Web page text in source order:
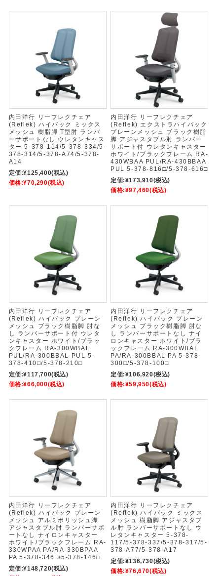
内田洋行 リーフレクチェア
(Reflek) ハイバック ミックス
メッシュ 樹脂脚 T型肘 ランバ
ーサポートなし ウレタンキャス
ター 5-378-114/5-378-334/5-
378-314/5-378-A74/5-378-
A14
定価:¥125,400(税込)
価格:¥70,290(税込)
内田洋行 リーフレクチェア
(Reflek) エクストラハイバック
プレーンメッシュ ブラック樹脂
脚 アジャスタブル肘 ランバー
サポート付 ウレタンキャスター
ホワイト/ブラックフレーム RA-
430WBAA PUL/RA-430BBAA
PUL 5-378-816□/5-378-616□
定価:¥173,910(税込)
価格:¥97,460(税込)
内田洋行 リーフレクチェア
(Reflek) ハイバック プレーン
メッシュ ブラック樹脂脚 肘な
し ランバーサポート付 ウレタ
ンキャスター ホワイト/ブラッ
クフレーム RA-300WBAL
PUL/RA-300BBAL PUL 5-
378-410□/5-378-210□
定価:¥117,700(税込)
価格:¥66,000(税込)
内田洋行 リーフレクチェア
(Reflek) ハイバック プレーン
メッシュ ブラック樹脂脚 肘な
し ランバーサポートなし ナイ
ロンキャスター ホワイト/ブラ
ックフレーム RA-300WBAL
PA/RA-300BBAL PA 5-378-
300□/5-378-100□
定価:¥106,920(税込)
価格:¥59,950(税込)
内田洋行 リーフレクチェア
(Reflek) ハイバック プレーン
メッシュ アルミポリッシュ脚
アジャスタブル肘 ランバーサポ
ートなし ナイロンキャスター
ホワイト/ブラックフレーム RA-
330WPAA PA/RA-330BPAA
PA 5-378-346□/5-378-146□
定価:¥148,720(税込)
内田洋行 リーフレクチェア
(Reflek) ハイバック ミックス
メッシュ 樹脂脚 アジャスタブ
ル肘 ランバーサポートなし ウ
レタンキャスター 5-378-
117/5-378-337/5-378-317/5-
378-A77/5-378-A17
定価:¥136,730(税込)
価格:¥76,670(税込)